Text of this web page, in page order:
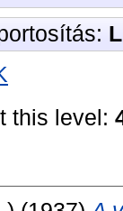
this level: